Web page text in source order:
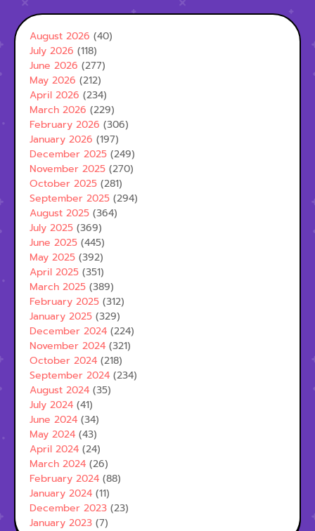
August 2026 (40)
July 2026 (118)
June 2026 (277)
May 2026 (212)
April 2026 (234)
March 2026 (229)
February 2026 (306)
January 2026 (197)
December 2025 (249)
November 2025 (270)
October 2025 (281)
September 2025 (294)
August 2025 (364)
July 2025 (369)
June 2025 (445)
May 2025 (392)
April 2025 (351)
March 2025 (389)
February 2025 (312)
January 2025 (329)
December 2024 (224)
November 2024 (321)
October 2024 (218)
September 2024 (234)
August 2024 (35)
July 2024 (41)
June 2024 (34)
May 2024 (43)
April 2024 (24)
March 2024 (26)
February 2024 (88)
January 2024 (11)
December 2023 (23)
January 2023 (7)